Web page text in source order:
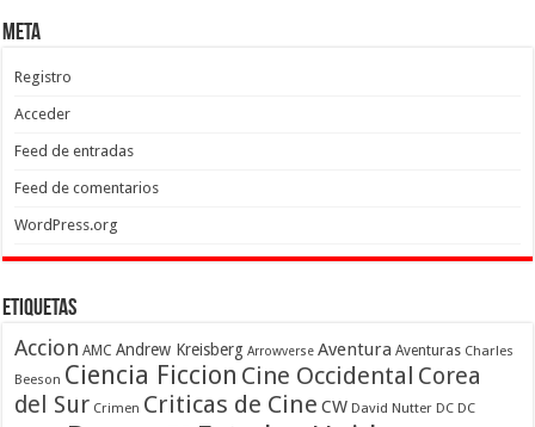
Meta
Registro
Acceder
Feed de entradas
Feed de comentarios
WordPress.org
Etiquetas
Accion AMC Andrew Kreisberg Arrowverse Aventura Aventuras Charles
Beeson Ciencia Ficcion Cine Occidental Corea
del Sur Crimen Criticas de Cine CW David Nutter DC DC